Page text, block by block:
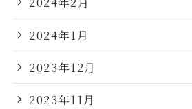
2024年1月
2023年12月
2023年11月